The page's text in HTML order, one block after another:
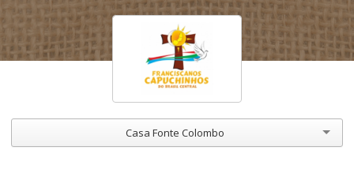
Casa Fonte Colombo